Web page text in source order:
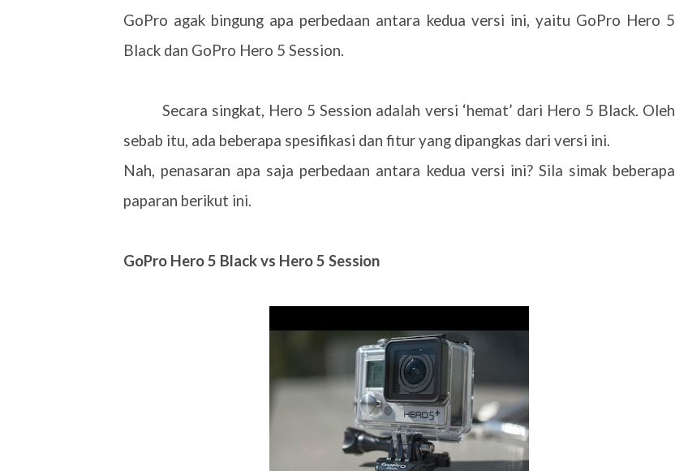
GoPro agak bingung apa perbedaan antara kedua versi ini, yaitu GoPro Hero 5
Black dan GoPro Hero 5 Session.
Secara singkat, Hero 5 Session adalah versi ‘hemat’ dari Hero 5 Black. Oleh
sebab itu, ada beberapa spesifikasi dan fitur yang dipangkas dari versi ini.
Nah, penasaran apa saja perbedaan antara kedua versi ini? Sila simak beberapa
paparan berikut ini.
GoPro Hero 5 Black vs Hero 5 Session